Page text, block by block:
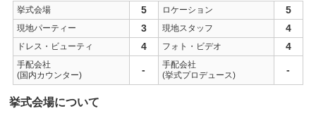
挙式会場 5 ロケーション 5
現地パーティー 3 現地スタッフ 4
ドレス・ビューティ 4 フォト・ビデオ 4
手配会社
(国内カウンター)
-
手配会社
(挙式プロデュース)
-
挙式会場について